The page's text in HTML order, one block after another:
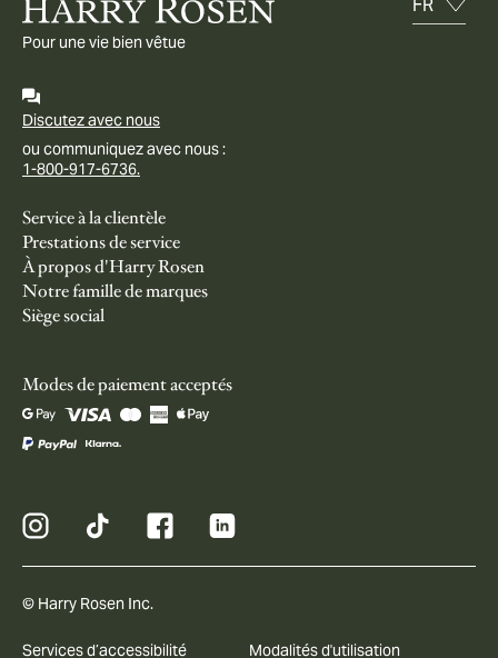
Pour une vie bien vêtue
Discutez avec nous
ou communiquez avec nous :
1-800-917-6736.
Service à la clientèle
Prestations de service
À propos d'Harry Rosen
Notre famille de marques
Siège social
Modes de paiement acceptés
© Harry Rosen Inc.
Services d’accessibilité Modalités d'utilisation